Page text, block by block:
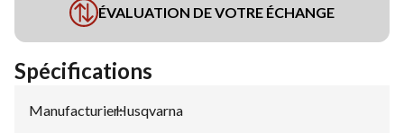
ÉVALUATION DE VOTRE ÉCHANGE
Spécifications
Manufacturier:
Husqvarna